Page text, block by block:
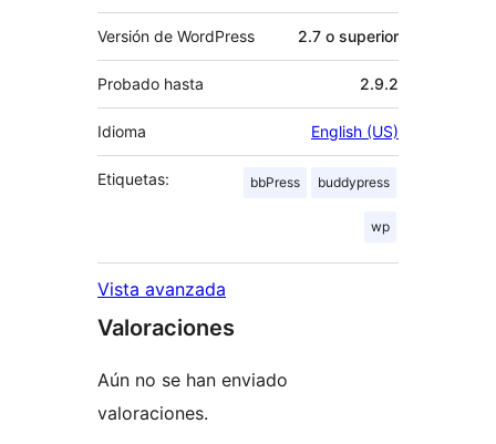
Versión de WordPress 2.7 o superior
Probado hasta 2.9.2
Idioma English (US)
Etiquetas: bbPress buddypress
wp
Vista avanzada
Valoraciones
Aún no se han enviado
valoraciones.